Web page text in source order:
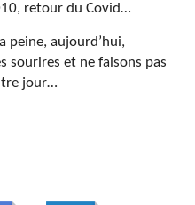
retour du Covid…
peine, aujourd’hui,
sourires et ne faisons pas
jour…